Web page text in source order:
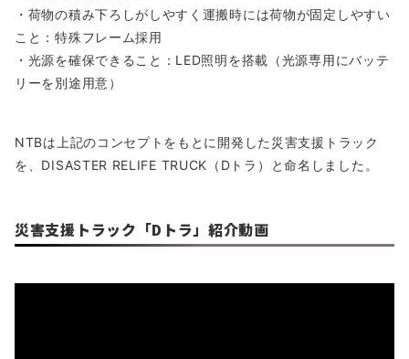
・荷物の積み下ろしがしやすく運搬時には荷物が固定しやすい
こと：特殊フレーム採用
・光源を確保できること：LED照明を搭載（光源専用にバッテ
リーを別途用意）
NTBは上記のコンセプトをもとに開発した災害支援トラック
を、DISASTER RELIFE TRUCK（Dトラ）と命名しました。
災害支援トラック「Dトラ」紹介動画